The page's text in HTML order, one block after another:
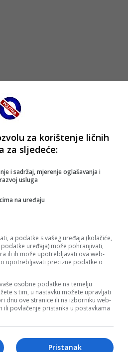
za korištenje ličnih
za sljedeće:
i sadržaj, mjerenje oglašavanja i
usluga
na uređaju
a podatke s vašeg uređaja (kolačiće,
uređaja) može pohranjivati,
ili ih može upotrebljavati ova web-
upotrebljavati precizne podatke o
osobne podatke na temelju
s tim, u nastavku možete upravljati
dnu ove stranice ili na izborniku web-
ili povlačenje pristanka u postavkama
Pristanak